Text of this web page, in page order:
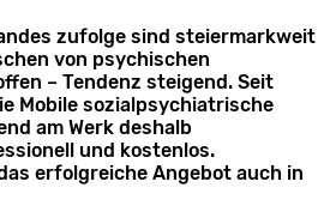
zufolge sind steiermarkweit
von psychischen
– Tendenz steigend. Seit
Mobile sozialpsychiatrische
am Werk deshalb
und kostenlos.
erfolgreiche Angebot auch in